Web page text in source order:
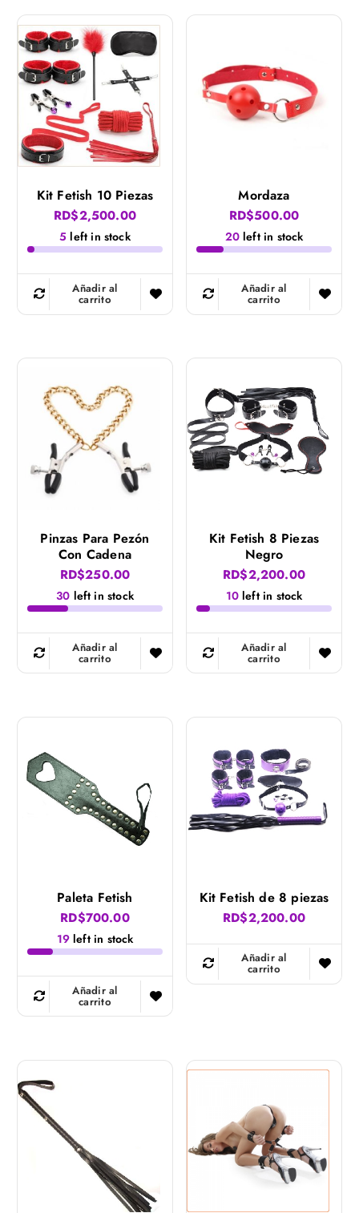
Kit Fetish 10 Piezas
RD$2,500.00
5 left in stock
Añadir al
carrito
Mordaza
RD$500.00
20left in stock
Añadir al
carrito
Pinzas Para Pezón
Con Cadena
RD$250.00
30 left in stock
Añadir al
carrito
Kit Fetish 8 Piezas
Negro
RD$2,200.00
10left in stock
Añadir al
carrito
Paleta Fetish
RD$700.00
19left in stock
Añadir al
carrito
Kit Fetish de 8 piezas
RD$2,200.00
Añadir al
carrito